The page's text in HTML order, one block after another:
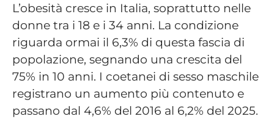
L’obesità cresce in Italia, soprattutto nelle
donne tra i 18 e i 34 anni. La condizione
riguarda ormai il 6,3% di questa fascia di
popolazione, segnando una crescita del
75% in 10 anni. I coetanei di sesso maschile
registrano un aumento più contenuto e
passano dal 4,6% del 2016 al 6,2% del 2025.